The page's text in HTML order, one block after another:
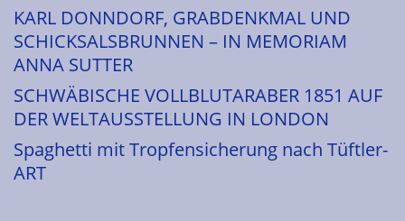
KARL DONNDORF, GRABDENKMAL UND
SCHICKSALSBRUNNEN – IN MEMORIAM
ANNA SUTTER
SCHWÄBISCHE VOLLBLUTARABER 1851 AUF
DER WELTAUSSTELLUNG IN LONDON
Spaghetti mit Tropfensicherung nach Tüftler-
ART